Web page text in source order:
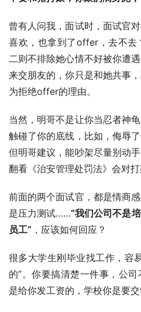
曾有人问我，面试时，面试官
喜欢，也拿到了offer，去不去
二则不排除她心情不好被你遭
来交朋友的，你只是和她共事
为拒绝offer的理由。
当然，明哥不是让你当忍者神
触碰了你的底线，比如，侮辱
但明哥建议，能吵架尽量别动
翻看《治安管理处罚法》会对
前面的两个面试官，都是情商
是压力测试……“我们公司不是
员工” ，应该如何回应？
很多大学生刚毕业找工作，容
的”。你要搞清楚一件事，公
是给你发工资的，学校你是要交